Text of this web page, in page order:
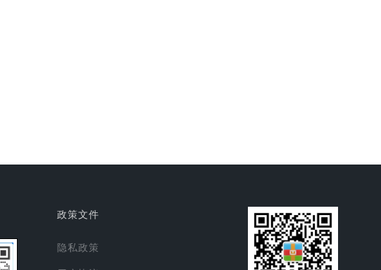
政策文件
隐私政策